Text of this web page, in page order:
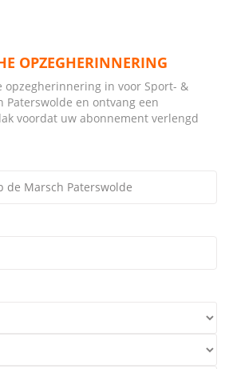
OPZEGHERINNERING
opzegherinnering in voor Sport- &
Paterswolde en ontvang een
voordat uw abonnement verlengd